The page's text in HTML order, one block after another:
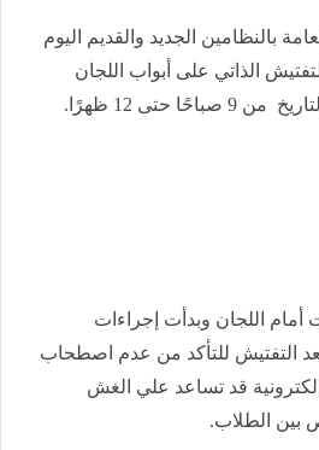
بالنظامين الجديد والقديم اليوم
9 يوليو 2026، للتفتيش الذاتي على أبواب اللجان
حتى 12 ظهرًا.
اللجان وبدأت إجراءات
بعد التفتيش للتأكد من عدم اصطحاب
إلكترونية قد تساعد علي الغش
بين الطلاب.